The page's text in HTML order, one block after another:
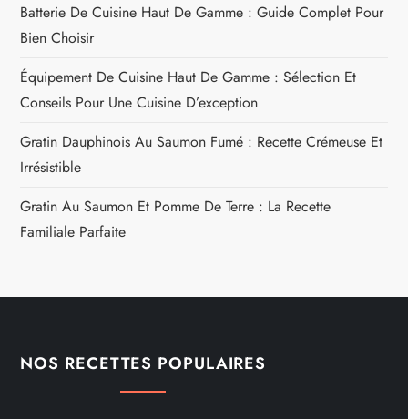
Batterie De Cuisine Haut De Gamme : Guide Complet Pour
Bien Choisir
Équipement De Cuisine Haut De Gamme : Sélection Et
Conseils Pour Une Cuisine D’exception
Gratin Dauphinois Au Saumon Fumé : Recette Crémeuse Et
Irrésistible
Gratin Au Saumon Et Pomme De Terre : La Recette
Familiale Parfaite
NOS RECETTES POPULAIRES